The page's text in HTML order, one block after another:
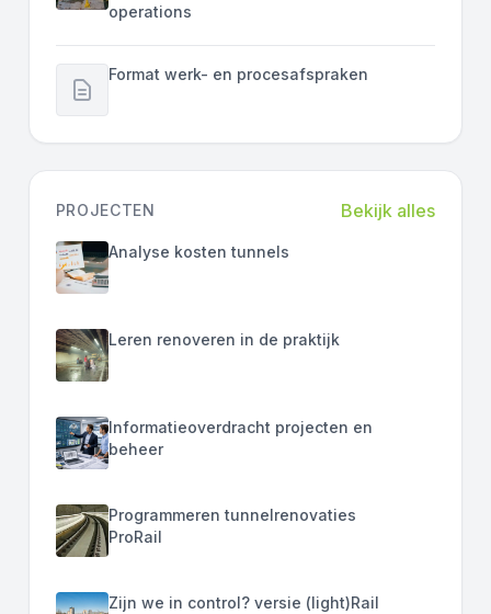
operations
Format werk- en procesafspraken
PROJECTEN Bekijk alles
Analyse kosten tunnels
Leren renoveren in de praktijk
Informatieoverdracht projecten en
beheer
Programmeren tunnelrenovaties
ProRail
Zijn we in control? versie (light)Rail